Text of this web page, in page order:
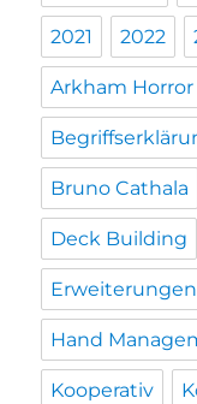
2021 2022
Arkham Horror
Bruno Cathala
Deck Building
Erweiterungen
Hand
Kooperativ